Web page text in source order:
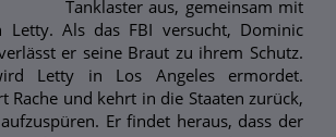
Tanklaster aus, gemeinsam mit
Letty. Als das FBI versucht, Dominic
er seine Braut zu ihrem Schutz.
Letty in Los Angeles ermordet.
Rache und kehrt in die Staaten zurück,
Er findet heraus, dass der